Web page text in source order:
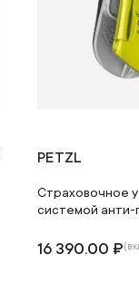
PETZL
Страховочное
системой анти-
16 390.00 ₽